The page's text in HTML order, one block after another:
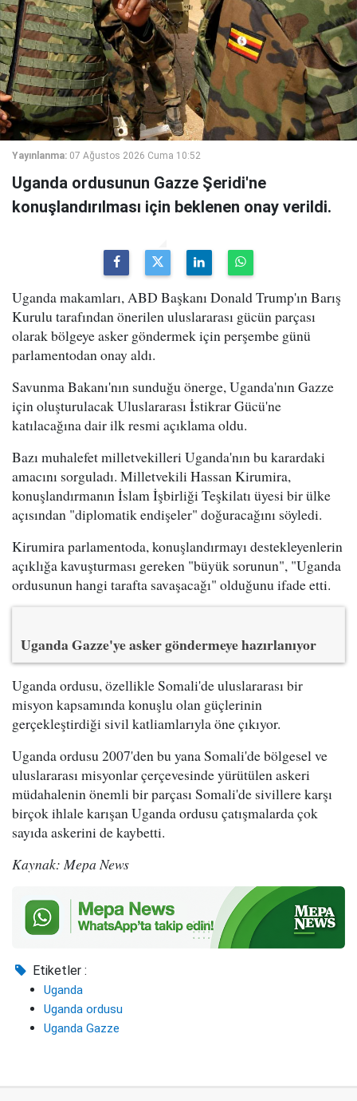
Yayınlanma: 07 Ağustos 2026 Cuma 10:52
Uganda ordusunun Gazze Şeridi'ne
konuşlandırılması için beklenen onay verildi.
Uganda makamları, ABD Başkanı Donald Trump'ın Barış
Kurulu tarafından önerilen uluslararası gücün parçası
olarak bölgeye asker göndermek için perşembe günü
parlamentodan onay aldı.
Savunma Bakanı'nın sunduğu önerge, Uganda'nın Gazze
için oluşturulacak Uluslararası İstikrar Gücü'ne
katılacağına dair ilk resmi açıklama oldu.
Bazı muhalefet milletvekilleri Uganda'nın bu karardaki
amacını sorguladı. Milletvekili Hassan Kirumira,
konuşlandırmanın İslam İşbirliği Teşkilatı üyesi bir ülke
açısından "diplomatik endişeler" doğuracağını söyledi.
Kirumira parlamentoda, konuşlandırmayı destekleyenlerin
açıklığa kavuşturması gereken "büyük sorunun", "Uganda
ordusunun hangi tarafta savaşacağı" olduğunu ifade etti.
Uganda Gazze'ye asker göndermeye hazırlanıyor
Uganda ordusu, özellikle Somali'de uluslararası bir
misyon kapsamında konuşlu olan güçlerinin
gerçekleştirdiği sivil katliamlarıyla öne çıkıyor.
Uganda ordusu 2007'den bu yana Somali'de bölgesel ve
uluslararası misyonlar çerçevesinde yürütülen askeri
müdahalenin önemli bir parçası Somali'de sivillere karşı
birçok ihlale karışan Uganda ordusu çatışmalarda çok
sayıda askerini de kaybetti.
Kaynak: Mepa News
Etiketler :
Uganda
Uganda ordusu
Uganda Gazze